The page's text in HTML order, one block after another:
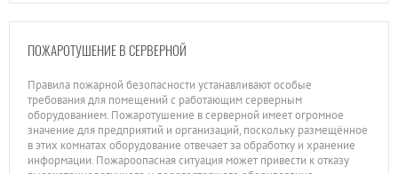
ПОЖАРОТУШЕНИЕ В СЕРВЕРНОЙ
Правила пожарной безопасности устанавливают особые
требования для помещений с работающим серверным
оборудованием. Пожаротушение в серверной имеет огромное
значение для предприятий и организаций, поскольку размещённое
в этих комнатах оборудование отвечает за обработку и хранение
информации. Пожароопасная ситуация может привести к отказу